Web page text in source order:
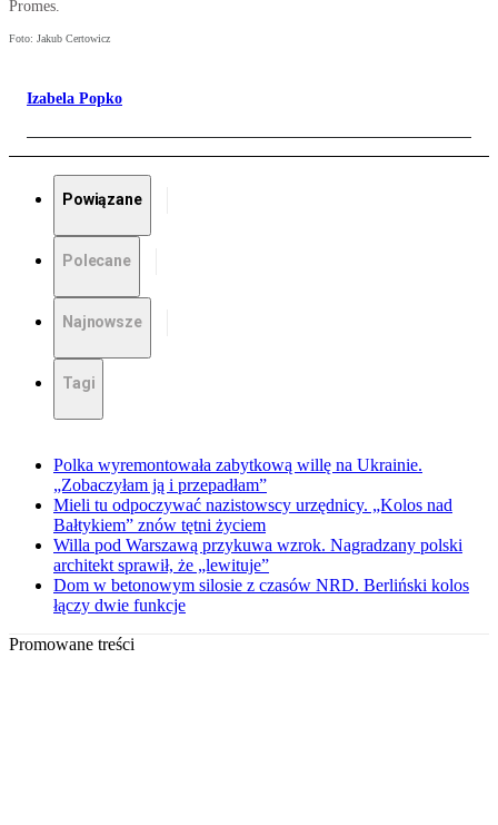
Promes.
Foto: Jakub Certowicz
Izabela Popko
Powiązane
Polecane
Najnowsze
Tagi
Polka wyremontowała zabytkową willę na Ukrainie.
„Zobaczyłam ją i przepadłam”
Mieli tu odpoczywać nazistowscy urzędnicy. „Kolos nad
Bałtykiem” znów tętni życiem
Willa pod Warszawą przykuwa wzrok. Nagradzany polski
architekt sprawił, że „lewituje”
Dom w betonowym silosie z czasów NRD. Berliński kolos
łączy dwie funkcje
Promowane treści